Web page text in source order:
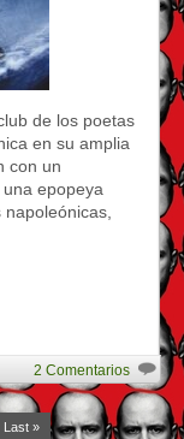
de los poetas
en su amplia
con un
epopeya
2 Comentarios
Last »